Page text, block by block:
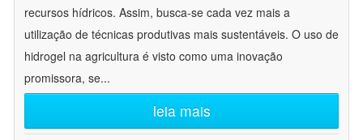
recursos hídricos. Assim, busca-se cada vez mais a
utilização de técnicas produtivas mais sustentáveis. O uso de
hidrogel na agricultura é visto como uma inovação
promissora, se...
leia mais